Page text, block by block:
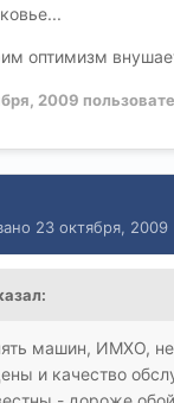
оптимизм
2009
23 октября, 2009
машин, ИМХО, не
и качество